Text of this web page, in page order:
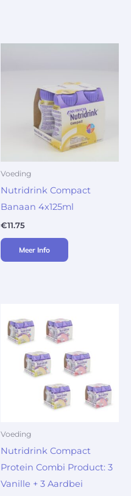
Voeding
Nutridrink Compact
Banaan 4x125ml
€11.75
Meer Info
Voeding
Nutridrink Compact
Protein Combi Product: 3
Vanille + 3 Aardbei